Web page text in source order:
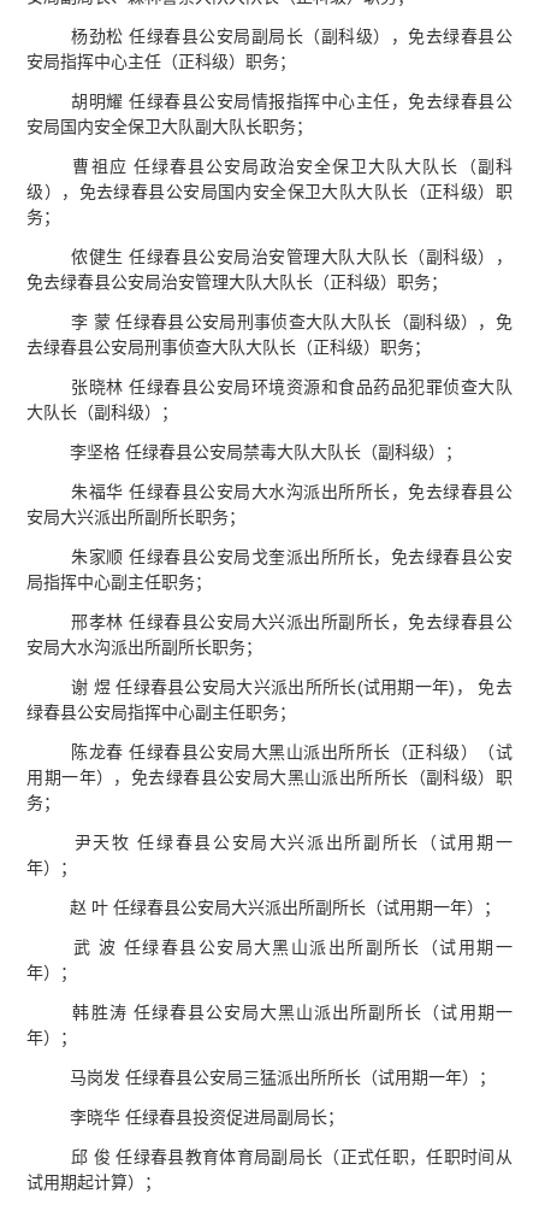
杨劲松 任绿春县公安局副局长（副科级），免去绿春县公
安局指挥中心主任（正科级）职务；
胡明耀 任绿春县公安局情报指挥中心主任，免去绿春县公
安局国内安全保卫大队副大队长职务；
曹祖应 任绿春县公安局政治安全保卫大队大队长（副科
级），免去绿春县公安局国内安全保卫大队大队长（正科级）职
务；
侬健生 任绿春县公安局治安管理大队大队长（副科级），
免去绿春县公安局治安管理大队大队长（正科级）职务；
李 蒙 任绿春县公安局刑事侦查大队大队长（副科级），免
去绿春县公安局刑事侦查大队大队长（正科级）职务；
张晓林 任绿春县公安局环境资源和食品药品犯罪侦查大队
大队长（副科级）；
李坚格 任绿春县公安局禁毒大队大队长（副科级）；
朱福华 任绿春县公安局大水沟派出所所长，免去绿春县公
安局大兴派出所副所长职务；
朱家顺 任绿春县公安局戈奎派出所所长，免去绿春县公安
局指挥中心副主任职务；
邢孝林 任绿春县公安局大兴派出所副所长，免去绿春县公
安局大水沟派出所副所长职务；
谢 煜 任绿春县公安局大兴派出所所长(试用期一年)， 免去
绿春县公安局指挥中心副主任职务；
陈龙春 任绿春县公安局大黑山派出所所长（正科级）（试
用期一年），免去绿春县公安局大黑山派出所所长（副科级）职
务；
尹天牧 任绿春县公安局大兴派出所副所长（试用期一
年）；
赵 叶 任绿春县公安局大兴派出所副所长（试用期一年）；
武 波 任绿春县公安局大黑山派出所副所长（试用期一
年）；
韩胜涛 任绿春县公安局大黑山派出所副所长（试用期一
年）；
马岗发 任绿春县公安局三猛派出所所长（试用期一年）；
李晓华 任绿春县投资促进局副局长；
邱 俊 任绿春县教育体育局副局长（正式任职，任职时间从
试用期起计算）；